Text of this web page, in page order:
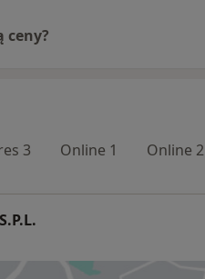
ceny?
3 Online 1 Online 2